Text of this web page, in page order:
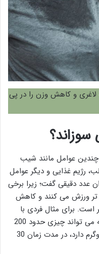
لاغری و کاهش وزن را در پی
چندین عوامل مانند شیب
رژیم غذایی و دیگر عوامل
عدد دقیقی گفت؛ زیرا برخی
تر ورزش می کنند و کاهش
است. برای مثال فردی با
وزن 68 کیلوگرم، در مدت زمان 35 دقیقه می تواند چیزی حدود 200
کالری بسوزاند، اما کسی که وزن 85 کیلوگرم دارد، در مدت زمان 30